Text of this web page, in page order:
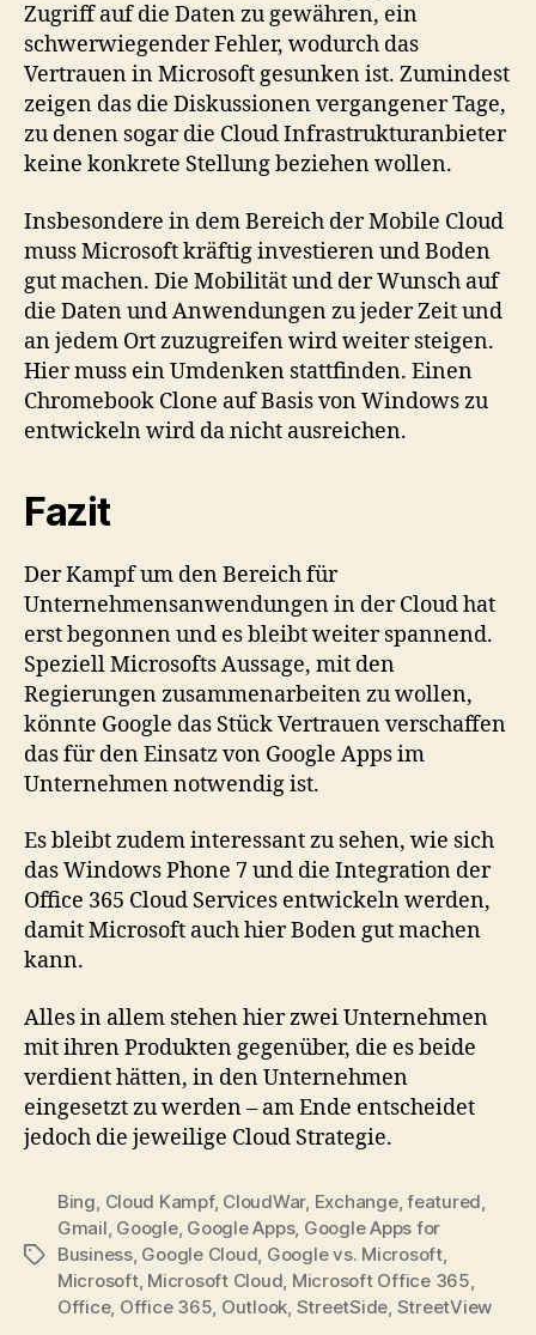
Zugriff auf die Daten zu gewähren, ein
schwerwiegender Fehler, wodurch das
Vertrauen in Microsoft gesunken ist. Zumindest
zeigen das die Diskussionen vergangener Tage,
zu denen sogar die Cloud Infrastrukturanbieter
keine konkrete Stellung beziehen wollen.
Insbesondere in dem Bereich der Mobile Cloud
muss Microsoft kräftig investieren und Boden
gut machen. Die Mobilität und der Wunsch auf
die Daten und Anwendungen zu jeder Zeit und
an jedem Ort zuzugreifen wird weiter steigen.
Hier muss ein Umdenken stattfinden. Einen
Chromebook Clone auf Basis von Windows zu
entwickeln wird da nicht ausreichen.
Fazit
Der Kampf um den Bereich für
Unternehmensanwendungen in der Cloud hat
erst begonnen und es bleibt weiter spannend.
Speziell Microsofts Aussage, mit den
Regierungen zusammenarbeiten zu wollen,
könnte Google das Stück Vertrauen verschaffen
das für den Einsatz von Google Apps im
Unternehmen notwendig ist.
Es bleibt zudem interessant zu sehen, wie sich
das Windows Phone 7 und die Integration der
Office 365 Cloud Services entwickeln werden,
damit Microsoft auch hier Boden gut machen
kann.
Alles in allem stehen hier zwei Unternehmen
mit ihren Produkten gegenüber, die es beide
verdient hätten, in den Unternehmen
eingesetzt zu werden – am Ende entscheidet
jedoch die jeweilige Cloud Strategie.
Tags
Bing Cloud Kampf, CloudWar, Exchange,featured
Gmail Google, Google Apps, Google Apps for
Business, Google Cloud Google vs. Microsoft,
Microsoft, Microsoft Cloud Microsoft Office 365
Office, Office 365 Outlook StreetSide StreetView